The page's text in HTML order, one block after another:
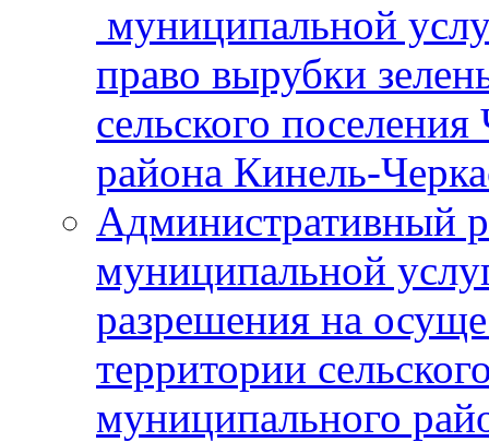
муниципальной
право вырубки
сельского
района Кинель-
Административный
муниципальной
разрешения на
территории
муниципального